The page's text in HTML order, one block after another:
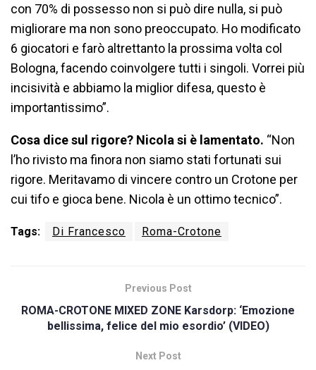
con 70% di possesso non si può dire nulla, si può
migliorare ma non sono preoccupato. Ho modificato
6 giocatori e farò altrettanto la prossima volta col
Bologna, facendo coinvolgere tutti i singoli. Vorrei più
incisività e abbiamo la miglior difesa, questo è
importantissimo”.
Cosa dice sul rigore? Nicola si è lamentato. “Non
l’ho rivisto ma finora non siamo stati fortunati sui
rigore. Meritavamo di vincere contro un Crotone per
cui tifo e gioca bene. Nicola è un ottimo tecnico”.
Tags: Di Francesco Roma-Crotone
Previous Post
ROMA-CROTONE MIXED ZONE Karsdorp: ‘Emozione
bellissima, felice del mio esordio’ (VIDEO)
Next Post